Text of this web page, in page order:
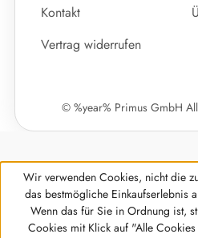
Kontakt
Vertrag widerrufen
© %year% Primus GmbH
Wir verwenden Cookies, nicht die
das bestmögliche Einkaufserlebnis
Wenn das für Sie in Ordnung ist,
Cookies mit Klick auf "Alle